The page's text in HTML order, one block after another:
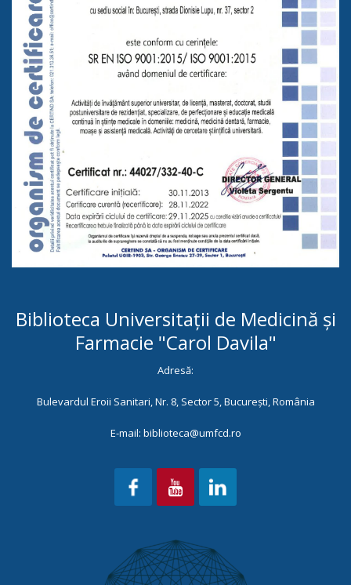
Biblioteca Universitații de Medicină și
Farmacie "Carol Davila"
Adresă:
Bulevardul Eroii Sanitari, Nr. 8, Sector 5, București, România
E-mail: biblioteca@umfcd.ro